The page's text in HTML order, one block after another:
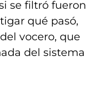
se filtró fueron
qué pasó,
vocero, que
del sistema